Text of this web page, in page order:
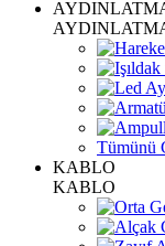
Tümünü
KABLO
KABLO